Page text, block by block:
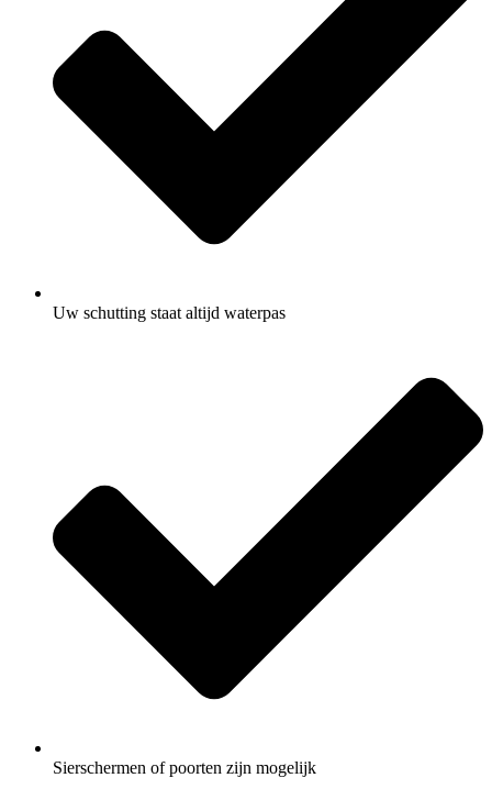
Uw schutting staat altijd waterpas
Sierschermen of poorten zijn mogelijk